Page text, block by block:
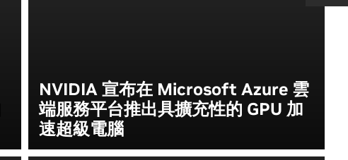
NVIDIA 宣布在 Microsoft Azure 雲
端服務平台推出具擴充性的 GPU 加
速超級電腦